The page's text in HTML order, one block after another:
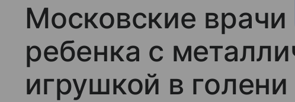
Московские врачи
ребенка с
игрушкой в голени